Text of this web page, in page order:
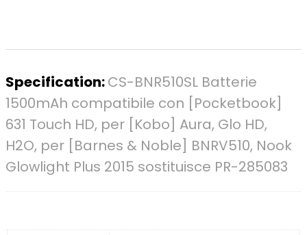
Specification:CS-BNR510SL Batterie
1500mAh compatibile con [Pocketbook]
631 Touch HD, per [Kobo] Aura, Glo HD,
H2O, per [Barnes & Noble] BNRV510, Nook
Glowlight Plus 2015 sostituisce PR-285083